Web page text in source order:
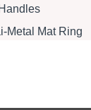
Metal Mat Ring